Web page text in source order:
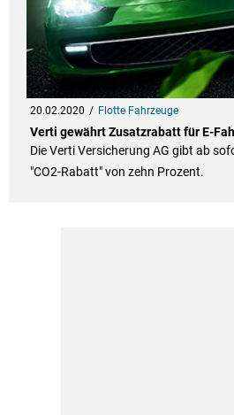
20.02.2020 Flotte Fahrzeuge
Verti gewährt Zusatzrabatt für E-
Die Verti Versicherung AG gibt ab
"CO2-Rabatt" von zehn Prozent.